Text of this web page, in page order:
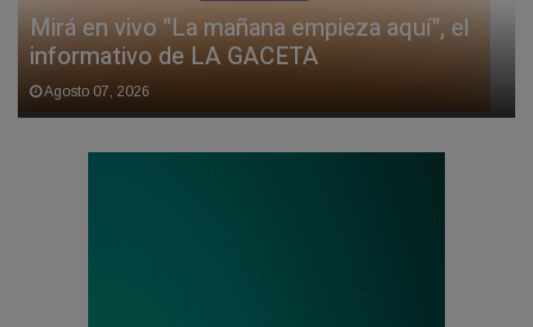
Mirá en vivo "La mañana empieza aquí", el
informativo de LA GACETA
Agosto 07, 2026